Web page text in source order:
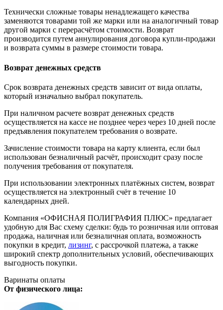
Технически сложные товары ненадлежащего качества
заменяются товарами той же марки или на аналогичный товар
другой марки с перерасчётом стоимости. Возврат
производится путем аннулирования договора купли-продажи
и возврата суммы в размере стоимости товара.
Возврат денежных средств
Срок возврата денежных средств зависит от вида оплаты,
который изначально выбрал покупатель.
При наличном расчете возврат денежных средств
осуществляется на кассе не позднее через через 10 дней после
предъявления покупателем требования о возврате.
Зачисление стоимости товара на карту клиента, если был
использован безналичный расчёт, происходит сразу после
получения требования от покупателя.
При использовании электронных платёжных систем, возврат
осуществляется на электронный счёт в течение 10
календарных дней.
Компания «ОФИСНАЯ ПОЛИГРАФИЯ ПЛЮС» предлагает
удобную для Вас схему сделки: будь то розничная или оптовая
продажа, наличная или безналичная оплата, возможность
покупки в кредит, лизинг, с рассрочкой платежа, а также
широкий спектр дополнительных условий, обеспечивающих
выгодность покупки.
Варинаты оплаты
От физического лица: